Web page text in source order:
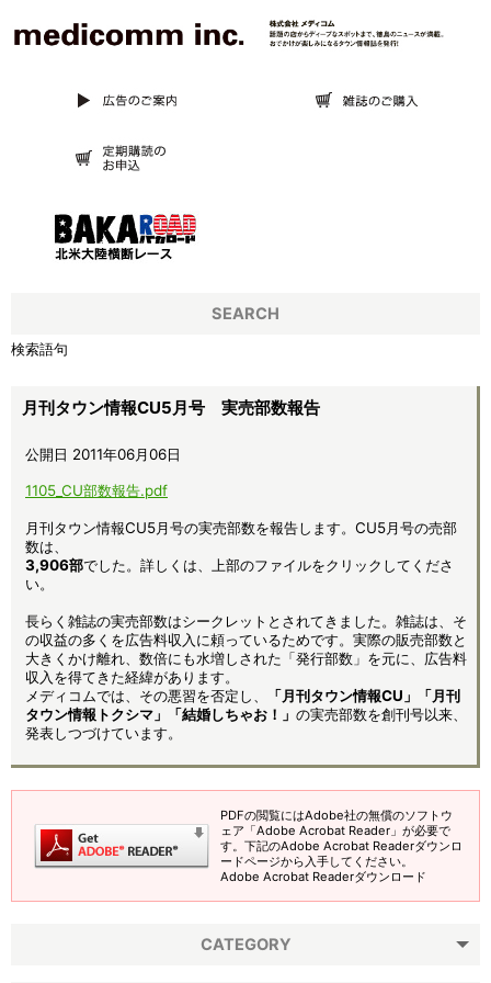
月刊タウン情報CU5月号 実売部数報告
公開日 2011年06月06日
1105_CU部数報告.pdf
月刊タウン情報CU5月号の実売部数を報告します。CU5月号の売部
数は、
3,906部でした。詳しくは、上部のファイルをクリックしてくださ
い。
長らく雑誌の実売部数はシークレットとされてきました。雑誌は、そ
の収益の多くを広告料収入に頼っているためです。実際の販売部数と
大きくかけ離れ、数倍にも水増しされた「発行部数」を元に、広告料
収入を得てきた経緯があります。
メディコムでは、その悪習を否定し、
「月刊タウン情報CU」「月刊
タウン情報トクシマ」「結婚しちゃお！」 の実売部数を創刊号以来、
発表しつづけています。
PDFの閲覧にはAdobe社の無償のソフトウ
ェア「Adobe Acrobat Reader」が必要で
す。下記のAdobe Acrobat Readerダウンロ
ードページから入手してください。
Adobe Acrobat Readerダウンロード
CATEGORY
SEARCH
検索語句